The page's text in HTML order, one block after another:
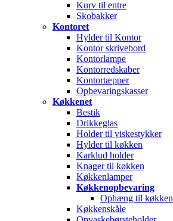
Kurv til entre
Skobakker
Kontoret
Hylder til Kontor
Kontor skrivebord
Kontorlampe
Kontorredskaber
Kontortæpper
Opbevaringskasser
Køkkenet
Bestik
Drikkeglas
Holder til viskestykker
Hylder til køkken
Karklud holder
Knager til køkken
Køkkenlamper
Køkkenopbevaring
Ophæng til
Køkkenskåle